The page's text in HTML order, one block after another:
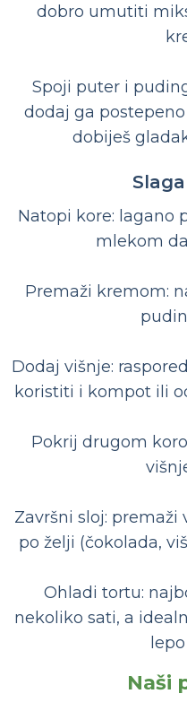
dobro umutiti
Spoji puter i
dodaj ga
dobiješ
Natopi kore: lagano
mlekom
Premaži kremom:
Dodaj višnje:
koristiti i kompot ili
Pokrij drugom
Završni sloj:
po želji (čokolada,
Ohladi tortu:
nekoliko sati, a
Naši